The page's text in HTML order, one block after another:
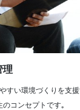
理
すい環境づくりを支
のコンセプトです｡